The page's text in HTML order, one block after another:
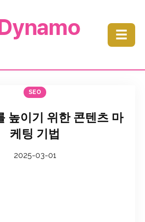
☰
SEO
높이기 위한 콘텐츠 마
케팅 기법
2025-03-01